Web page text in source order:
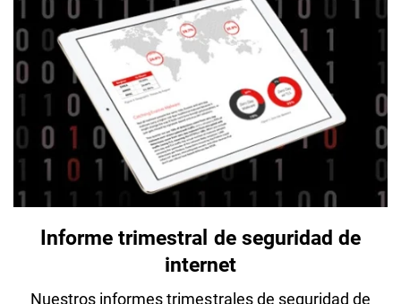
Informe trimestral de seguridad de
internet
Nuestros informes trimestrales de seguridad de